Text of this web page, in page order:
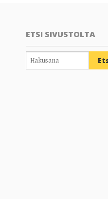
ETSI SIVUSTOLTA